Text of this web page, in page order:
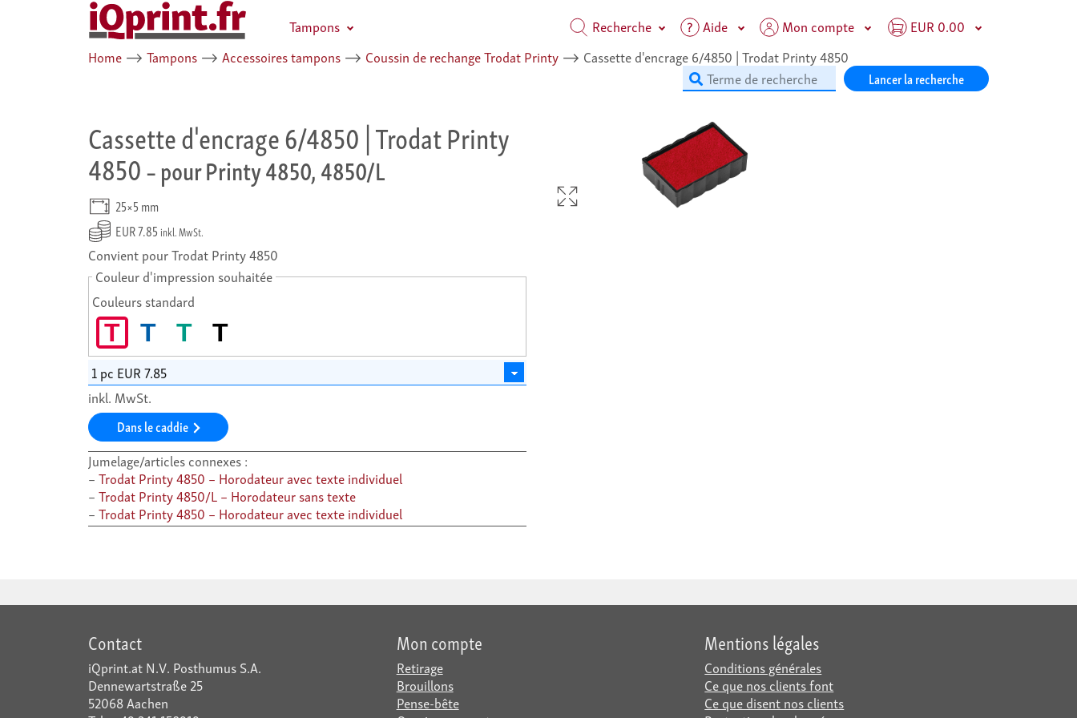
Tampons Recherche Aide Mon compte
EUR 0.00
Home ⟶ Tampons ⟶ Accessoires tampons ⟶ Coussin de rechange Trodat Printy ⟶ Cassette d'encrage 6/4850 | Trodat Printy 4850
Lancer la recherche
Cassette d'encrage 6/4850 | Trodat Printy
4850– pour Printy 4850, 4850/L
25×5 mm
EUR 7.85 inkl. MwSt.
Convient pour Trodat Printy 4850
Couleur d'impression souhaitée
Couleurs standard
T T T T
inkl. MwSt.
Dans le caddie
Jumelage/articles connexes :
Trodat Printy 4850 – Horodateur avec texte individuel
Trodat Printy 4850/L – Horodateur sans texte
Trodat Printy 4850 – Horodateur avec texte individuel
Contact
iQprint.at N.V. Posthumus S.A.
Dennewartstraße 25
52068 Aachen
Mon compte
Retirage
Brouillons
Pense-bête
Mentions légales
Conditions générales
Ce que nos clients font
Ce que disent nos clients